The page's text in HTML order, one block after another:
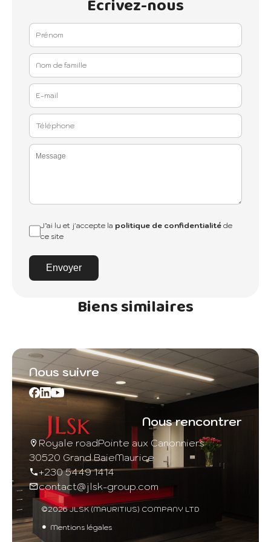
Ecrivez-nous
J’ai lu et j'accepte la politique de confidentialitéde
ce site
Envoyer
Biens similaires
Nous suivre
Nous rencontrer
Royale roadPointe aux Canonniers
30520 Grand BaieMaurice
+230 5449 1414
contact@jlsk-group.com
©2026 JLSK (MAURITIUS) COMPANY LTD
Mentions légales